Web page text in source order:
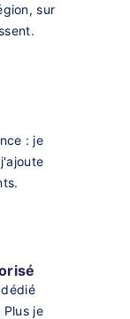
sur
: je
Plus je